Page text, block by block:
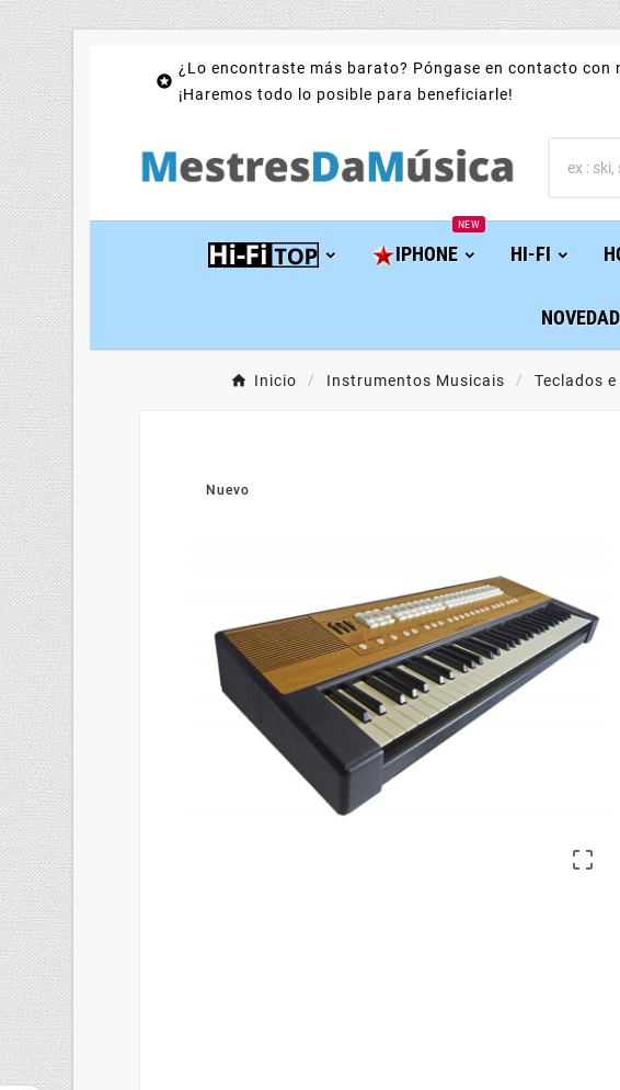

¿Lo encontraste más barato? Póngase en contacto con
¡Haremos todo lo posible para beneficiarle!
IPHONE
NEW
HI-FI
Inicio Instrumentos Musicais Teclados
Nuevo
